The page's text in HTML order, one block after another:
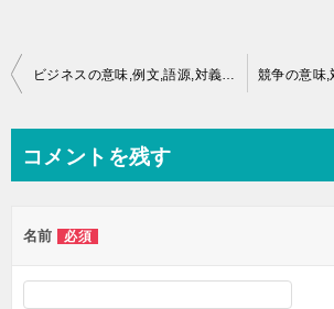
投
ビ
ー
シ
ビジネスの意味,例文,語源,対義語とは？類義語,ことわざとは？
コメントを残す
名前 必須